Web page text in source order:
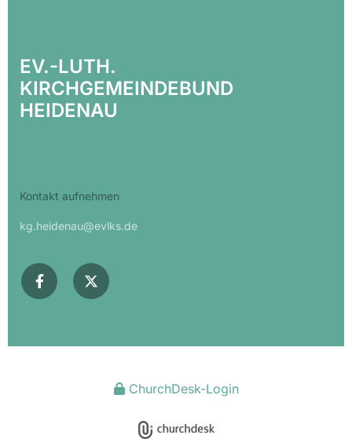
EV.-LUTH.
KIRCHGEMEINDEBUND
HEIDENAU
Kontakt aufnehmen
kg.heidenau@evlks.de
ChurchDesk-Login